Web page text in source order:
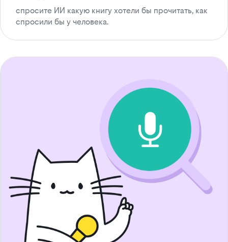
спросите ИИ какую книгу хотели бы прочитать, как
спросили бы у человека.